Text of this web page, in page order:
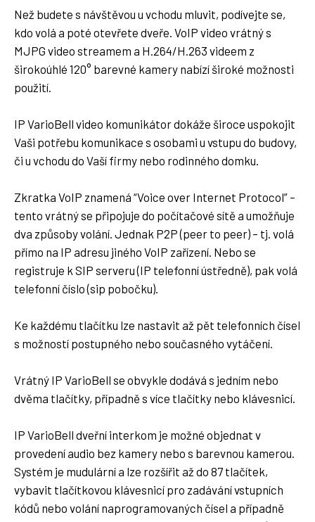
ip-variobell-with-grandstream-gxv3275-and-outdoor-
ip-camera.mp4
ip-variobell-with-grandstream-gxv3370-and-fermax-
meet-monitor-ibell-cloud.mp4
nfc-module-with-ip-variobell.mp4
nfc-system-setup-variobell.mp4
nfc-el-lock-ip-variobell-demo-setup.mp4
Než budete s návštěvou u vchodu mluvit, podívejte se,
kdo volá a poté otevřete dveře. VoIP video vrátný s
MJPG video streamem a H.264/H.263 videem z
širokoúhlé 120° barevné kamery nabízí široké možnosti
použití.
IP VarioBell video komunikátor dokáže široce uspokojit
Vaši potřebu komunikace s osobami u vstupu do budovy,
či u vchodu do Vaší firmy nebo rodinného domku.
Zkratka VoIP znamená “Voice over Internet Protocol” –
tento vrátný se připojuje do počítačové sítě a umožňuje
dva způsoby volání. Jednak P2P (peer to peer) – tj. volá
přímo na IP adresu jiného VoIP zařízení. Nebo se
registruje k SIP serveru (IP telefonní ústředně), pak volá
telefonní číslo (sip pobočku).
Ke každému tlačítku lze nastavit až pět telefonních čísel
s možností postupného nebo současného vytáčení.
Vrátný IP VarioBell se obvykle dodává s jedním nebo
dvěma tlačítky, případně s více tlačítky nebo klávesnicí.
IP VarioBell dveřní interkom je možné objednat v
provedení audio bez kamery nebo s barevnou kamerou.
Systém je mudulární a lze rozšířit až do 87 tlačítek,
vybavit tlačítkovou klávesnicí pro zadávání vstupních
kódů nebo volání naprogramovaných čísel a případně